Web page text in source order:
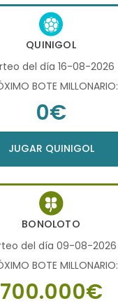
QUINIGOL
del día 16-08-2026
BOTE MILLONARIO:
0€
JUGAR QUINIGOL
BONOLOTO
del día 09-08-2026
BOTE MILLONARIO:
700.000€